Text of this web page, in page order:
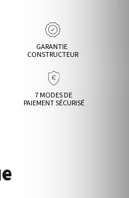
GARANTIE
CONSTRUCTEUR
7 MODES DE
PAIEMENT SÉCURISÉ